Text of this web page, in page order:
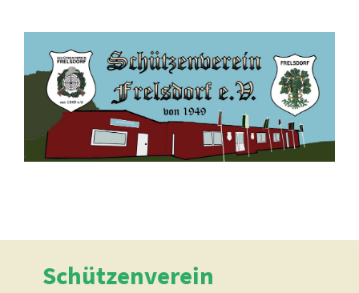
Schützenverein